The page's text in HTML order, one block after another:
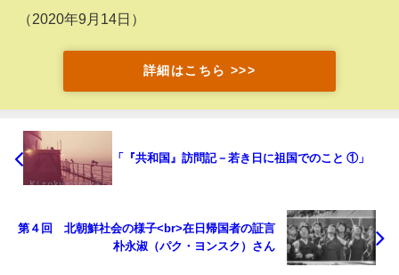
（2020年9月14日）
詳細はこちら >>>
「『共和国』訪問記－若き日に祖国でのこと ①」
第４回 北朝鮮社会の様子<br>在日帰国者の証言
朴永淑（パク・ヨンスク）さん